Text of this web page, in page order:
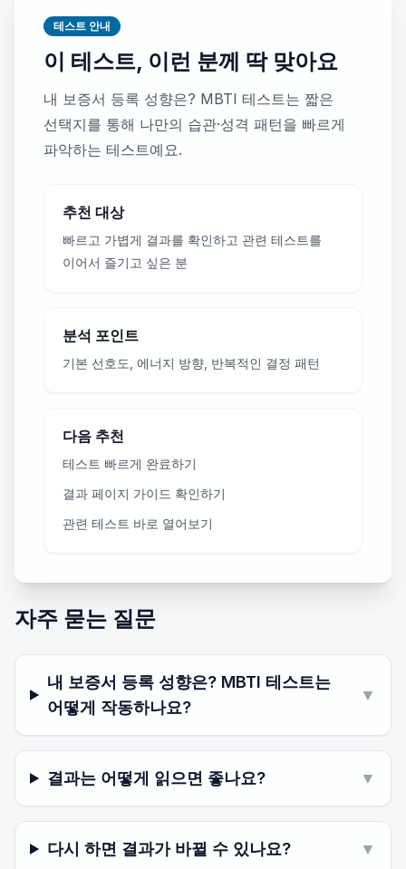
테스트 안내
이 테스트, 이런 분께 딱 맞아요
내 보증서 등록 성향은? MBTI 테스트는 짧은
선택지를 통해 나만의 습관·성격 패턴을 빠르게
파악하는 테스트예요.
추천 대상
빠르고 가볍게 결과를 확인하고 관련 테스트를
이어서 즐기고 싶은 분
분석 포인트
기본 선호도, 에너지 방향, 반복적인 결정 패턴
다음 추천
테스트 빠르게 완료하기
결과 페이지 가이드 확인하기
관련 테스트 바로 열어보기
자주 묻는 질문
내 보증서 등록 성향은? MBTI 테스트는
어떻게 작동하나요?
▼
결과는 어떻게 읽으면 좋나요? ▼
다시 하면 결과가 바뀔 수 있나요? ▼